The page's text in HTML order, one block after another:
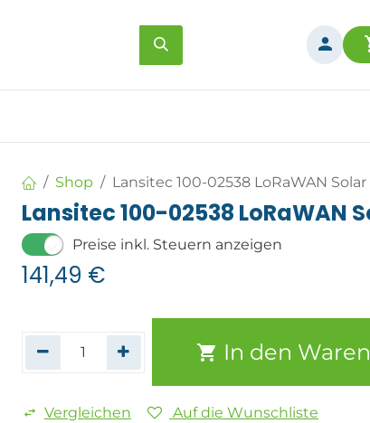
Shop Lansitec 100-02538 LoRaWAN Solar
Lansitec 100-02538 LoRaWAN
Preise inkl. Steuern anzeigen
141,49 €
In den
Vergleichen Auf die Wunschliste